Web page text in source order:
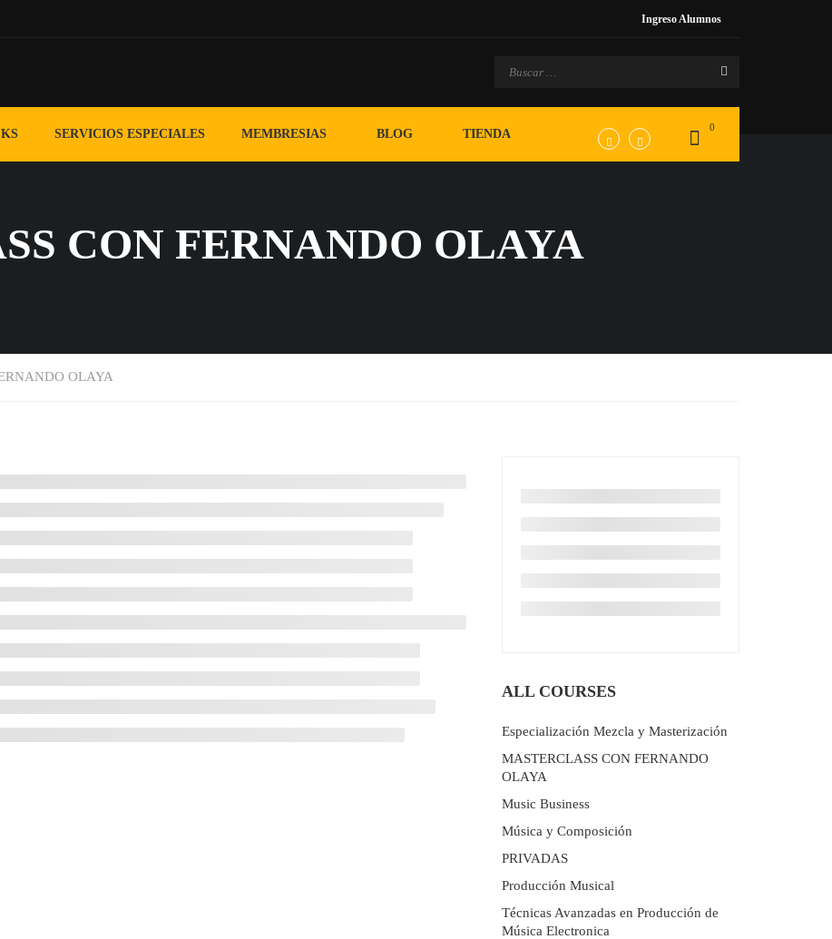
Ingreso Alumnos
SERVICIOS ESPECIALES MEMBRESIAS BLOG TIENDA 0
CON FERNANDO OLAYA
OLAYA
ALL COURSES
Especialización Mezcla y Masterización
MASTERCLASS CON FERNANDO
OLAYA
Music Business
Música y Composición
PRIVADAS
Producción Musical
Técnicas Avanzadas en Producción de
Música Electronica